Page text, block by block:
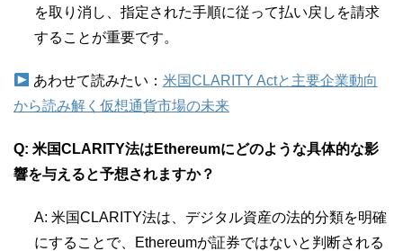
を取り消し、指定された手順に従って払い戻しを請求
することが重要です。
あわせて読みたい： 米国CLARITY Actと主要企業動向
から読み解く仮想通貨市場の未来
Q: 米国CLARITY法はEthereumにどのような具体的な影
響を与えると予想されますか？
A: 米国CLARITY法は、デジタル資産の法的分類を明確
にすることで、Ethereumが証券ではないと判断される